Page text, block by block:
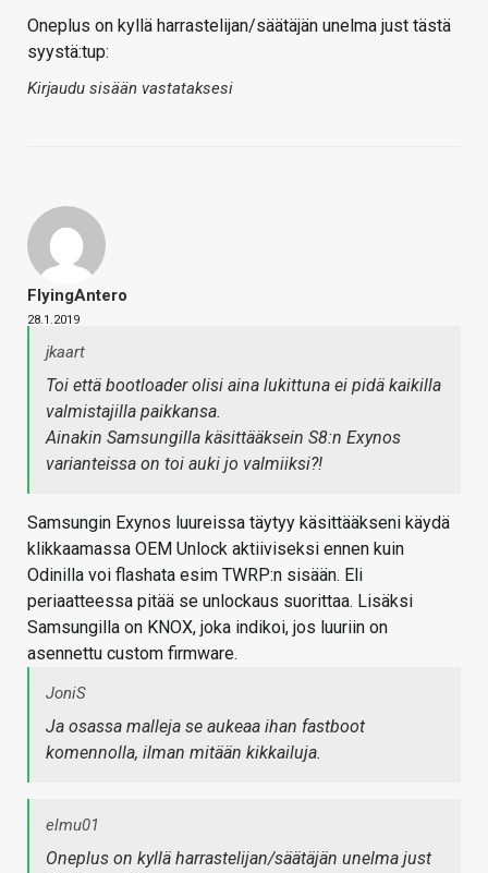
Oneplus on kyllä harrastelijan/säätäjän unelma just tästä
syystä:tup:
Kirjaudu sisään vastataksesi
FlyingAntero
28.1.2019
jkaart
Toi että bootloader olisi aina lukittuna ei pidä kaikilla
valmistajilla paikkansa.
Ainakin Samsungilla käsittääksein S8:n Exynos
varianteissa on toi auki jo valmiiksi?!
Samsungin Exynos luureissa täytyy käsittääkseni käydä
klikkaamassa OEM Unlock aktiiviseksi ennen kuin
Odinilla voi flashata esim TWRP:n sisään. Eli
periaatteessa pitää se unlockaus suorittaa. Lisäksi
Samsungilla on KNOX, joka indikoi, jos luuriin on
asennettu custom firmware.
JoniS
Ja osassa malleja se aukeaa ihan fastboot
komennolla, ilman mitään kikkailuja.
elmu01
Oneplus on kyllä harrastelijan/säätäjän unelma just